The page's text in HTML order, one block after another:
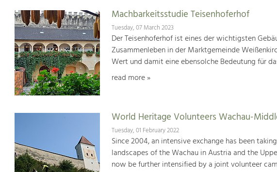
Machbarkeitsstudie Teisenhoferhof
Tuesday, 07 March 2023
Der Teisenhoferhof ist eines der wichtigsten
Zusammenleben in der Marktgemeinde
Wert und damit eine ebensolche Bedeutung für
read more »
World Heritage Volunteers Wachau-
Tuesday, 01 February 2022
Since 2004, an intensive exchange has been
landscapes of the Wachau in Austria and the
now be further intensified by a joint volunteer